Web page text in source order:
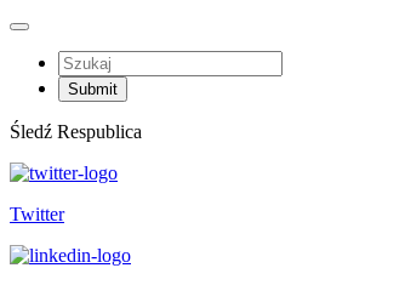
Śledź Respublica
Twitter